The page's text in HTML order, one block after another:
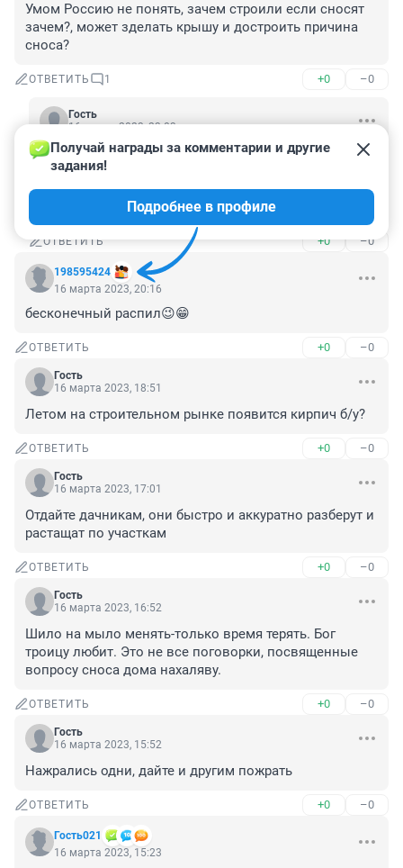
Умом Россию не понять, зачем строили если сносят
зачем?, может зделать крышу и достроить причина
сноса?
ОТВЕТИТЬ 1 +0 –0
Гость
16 марта 2023, 23:03
Причина сноса в самовольном увеличении
застройщиком этажности с 9 до 16 этажей и
появившиеся в связи с этим трещины в
ОТВЕТИТЬ +0 –0
198595424
Получай награды за комментарии и другие
задания!
Подробнее в профиле
16 марта 2023, 20:16
бесконечный распил😉😁
ОТВЕТИТЬ +0 –0
Гость
16 марта 2023, 18:51
Летом на строительном рынке появится кирпич б/у?
ОТВЕТИТЬ +0 –0
Гость
16 марта 2023, 17:01
Отдайте дачникам, они быстро и аккуратно разберут и
растащат по участкам
ОТВЕТИТЬ +0 –0
Гость
16 марта 2023, 16:52
Шило на мыло менять-только время терять. Бог
троицу любит. Это не все поговорки, посвященные
вопросу сноса дома нахаляву.
ОТВЕТИТЬ +0 –0
Гость
16 марта 2023, 15:52
Нажрались одни, дайте и другим пожрать
ОТВЕТИТЬ +0 –0
Гость021
16 марта 2023, 15:23